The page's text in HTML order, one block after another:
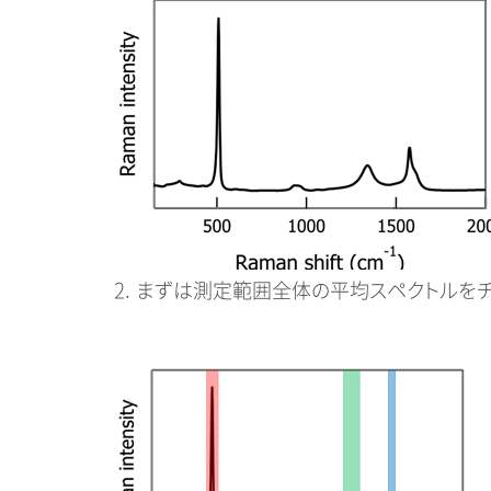
2. まずは測定範囲全体の平均スペクトルを